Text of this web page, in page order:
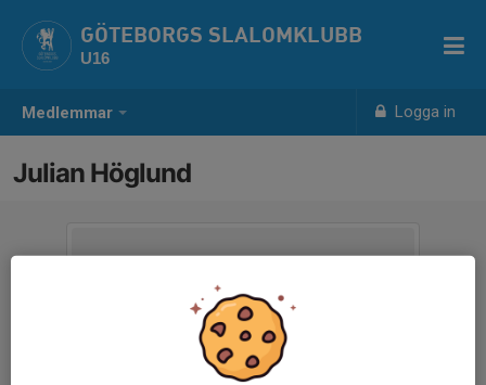
Medlemmar Logga in
GÖTEBORGS SLALOMKLUBB
U16
Julian Höglund